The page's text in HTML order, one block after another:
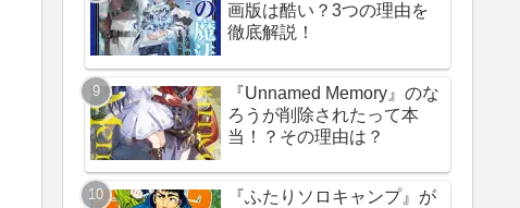
画版は酷い？3つの理由を
徹底解説！
『Unnamed Memory』のな
ろうが削除されたって本
当！？その理由は？
『ふたりソロキャンプ』が